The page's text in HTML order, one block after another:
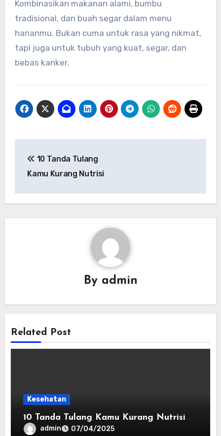
Kombinasikan makanan alami, bumbu
tradisional, dan buah segar dalam menu
harianmu. Bukan cuma untuk rasa yang nikmat,
tapi juga untuk tubuh yang kuat, segar, dan
bebas kanker.
pos
10 Tanda Tulang
Kamu Kurang Nutrisi
By admin
Related Post
Kesehatan
10 Tanda Tulang Kamu Kurang Nutrisi
admin 07/04/2025